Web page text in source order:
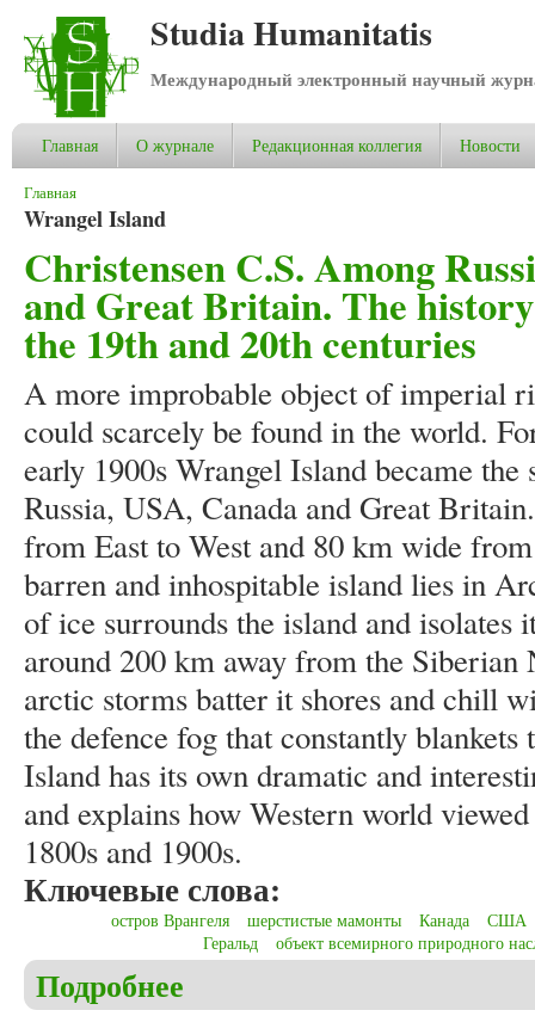
Studia Humanitatis
Международный электронный научный
Главная О журнале Редакционная коллегия Новости
Вы здесь
Главная
Wrangel Island
Christensen C.S. Among
and Great Britain. The
the 19th and 20th centuries
A more improbable object of imperial
could scarcely be found in the world.
early 1900s Wrangel Island became
Russia, USA, Canada and Great
from East to West and 80 km wide
barren and inhospitable island lies in
of ice surrounds the island and isolates
around 200 km away from the Siberian
arctic storms batter it shores and chill
the defence fog that constantly blankets
Island has its own dramatic and
and explains how Western world
1800s and 1900s.
Ключевые слова:
остров Врангеля шерстистые мамонты Канада
США
Геральд
объект всемирного природного
Подробнее